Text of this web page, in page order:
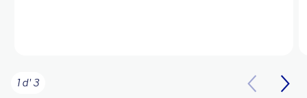
1 d' 3